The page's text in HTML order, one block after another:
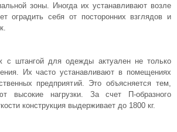
зоны. Иногда их устанавливают возле
оградить себя от посторонних взглядов и
с штангой для одежды актуален не только
Их часто устанавливают в помещениях
предприятий. Это объясняется тем,
высокие нагрузки. За счет П-образного
конструкция выдерживает до 1800 кг.